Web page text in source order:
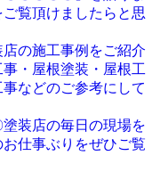
覧頂けましたらと思
の施工事例をご紹介
・屋根塗装・屋根工
などのご参考にして
装店の毎日の現場を
仕事ぶりをぜひご覧